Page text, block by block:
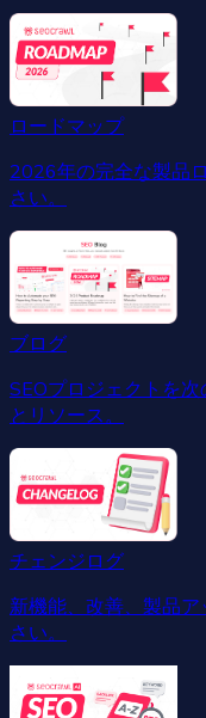
ロードマップ
2026年の完全な製品
さい。
ブログ
SEOプロジェクトを
とリソース。
チェンジログ
新機能、改善、製品
さい。